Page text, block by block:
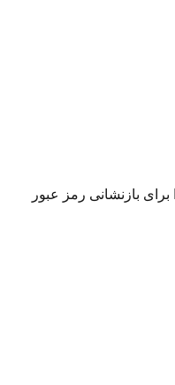
بازنشانی رمز عبور